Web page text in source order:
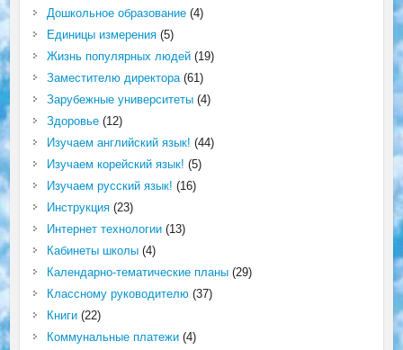
Дошкольное образование(4)
Единицы измерения(5)
Жизнь популярных людей(19)
Заместителю директора(61)
Зарубежные университеты(4)
Здоровье(12)
Изучаем английский язык! (44)
Изучаем корейский язык! (5)
Изучаем русский язык! (16)
Инструкция(23)
Интернет технологии(13)
Кабинеты школы(4)
Календарно-тематические планы(29)
Классному руководителю(37)
Книги(22)
Коммунальные платежи(4)